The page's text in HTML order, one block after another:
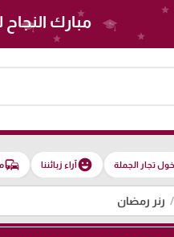
مبارك
تجار الجملة emoji_emotionsآراء زبائننا commute
رنر رمضان